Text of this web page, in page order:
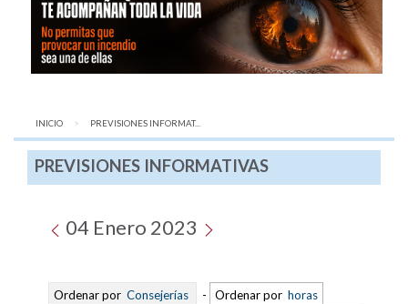
INICIO AQUÍ:
PREVISIONES INFORMAT...
PREVISIONES INFORMATIVAS
04 Enero 2023
Ordenar por Consejerías - Ordenar por horas